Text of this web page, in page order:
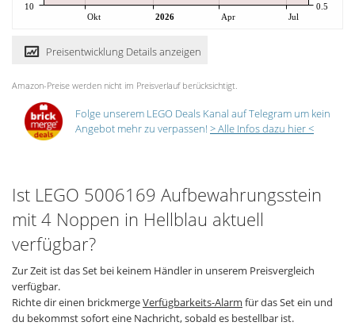
Okt 2026 Apr Jul
10 0.5
Preisentwicklung Details anzeigen
Amazon-Preise werden nicht im Preisverlauf berücksichtigt.
Folge unserem LEGO Deals Kanal auf Telegram um kein
Angebot mehr zu verpassen! > Alle Infos dazu hier <
Ist LEGO 5006169 Aufbewahrungsstein
mit 4 Noppen in Hellblau aktuell
verfügbar?
Zur Zeit ist das Set bei keinem Händler in unserem Preisvergleich
verfügbar.
Richte dir einen brickmergeVerfügbarkeits-Alarm für das Set ein und
du bekommst sofort eine Nachricht, sobald es bestellbar ist.